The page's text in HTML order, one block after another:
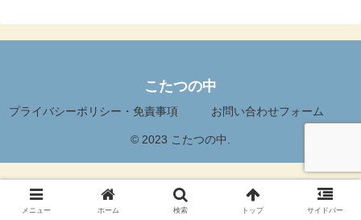
こたつの中
プライバシーポリシー・免責事項 お問い合わせフォーム
© 2023 こたつの中.
メニュー ホーム 検索 トップ サイドバー